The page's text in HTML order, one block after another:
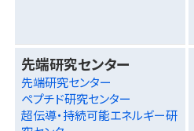
先端研究センター
先端研究センター
ペプチド研究センター
超伝導・持続可能エネルギー研